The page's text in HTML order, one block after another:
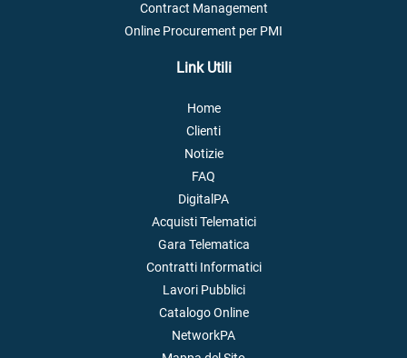
Contract Management
Online Procurement per PMI
Link Utili
Home
Clienti
Notizie
FAQ
DigitalPA
Acquisti Telematici
Gara Telematica
Contratti Informatici
Lavori Pubblici
Catalogo Online
NetworkPA